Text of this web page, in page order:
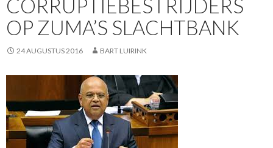
CORRUPTIEBESTRIJDERS
OP ZUMA’S SLACHTBANK
24 AUGUSTUS 2016 BART LUIRINK